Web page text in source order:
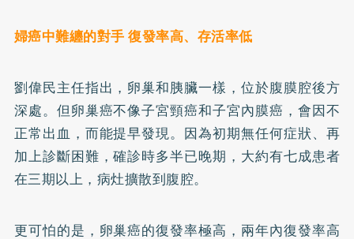
婦癌中難纏的對手 復發率高、存活率低
劉偉民主任指出，卵巢和胰臟一樣，位於腹膜腔後方
深處。但卵巢癌不像子宮頸癌和子宮內膜癌，會因不
正常出血，而能提早發現。因為初期無任何症狀、再
加上診斷困難，確診時多半已晚期，大約有七成患者
在三期以上，病灶擴散到腹腔。
更可怕的是，卵巢癌的復發率極高，兩年內復發率高